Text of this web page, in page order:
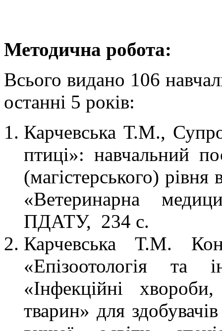
Методична робота:
Всього видано 106
останні 5 років:
Карчевська Т.М.,
птиці»: навчальний
(магістерського)
«Ветеринарна
ПДАТУ, 234 с.
Карчевська Т.М.
«Епізоотологія та
«Інфекційні
тварин» для